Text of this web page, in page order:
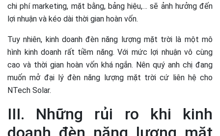
chi phí marketing, mặt bằng, bảng hiệu,… sẽ ảnh hưởng đến
lợi nhuận và kéo dài thời gian hoàn vốn.
Tuy nhiên, kinh doanh đèn năng lượng mặt trời là một mô
hình kinh doanh rất tiềm năng. Với mức lợi nhuận vô cùng
cao và thời gian hoàn vốn khá ngắn. Nên quý anh chị đang
muốn mở đại lý đèn năng lượng mặt trời cứ liên hệ cho
NTech Solar.
III. Những rủi ro khi kinh